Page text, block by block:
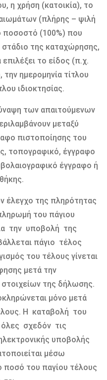
η χρήση (κατοικία), το
(πλήρης – ψιλή
ποσοστό (100%) που
της καταχώρησης,
το είδος (π.χ.
ημερομηνία τίτλου
ιδιοκτησίας.
των απαιτούμενων
μεταξύ
πιστοποίησης του
τοπογραφικό, έγγραφο
έγγραφο ή
έλεγχο της πληρότητας
του πάγιου
την υποβολή της
πάγιο τέλος
του τέλους γίνεται
μετά την
της δήλωσης.
μόνο μετά
Η καταβολή του
σχεδόν τις
υποβολής
μέσω
ποσό του παγίου τέλους